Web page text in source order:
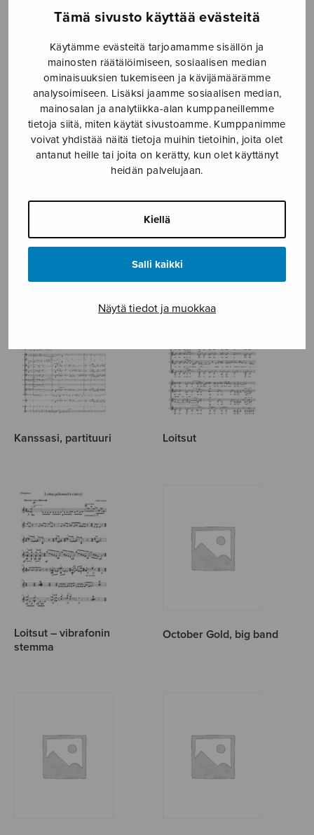
Tämä sivusto käyttää evästeitä
Käytämme evästeitä tarjoamamme sisällön ja
mainosten räätälöimiseen, sosiaalisen median
ominaisuuksien tukemiseen ja kävijämäärämme
analysoimiseen. Lisäksi jaamme sosiaalisen median,
mainosalan ja analytiikka-alan kumppaneillemme
tietoja siitä, miten käytät sivustoamme. Kumppanimme
voivat yhdistää näitä tietoja muihin tietoihin, joita olet
antanut heille tai joita on kerätty, kun olet käyttänyt
heidän palvelujaan.
Kiellä
Salli kaikki
Näytä tiedot ja muokkaa
Aamun satama Carmen in swing
How high the moon – three
piano
Kanssasi, partituuri Loitsut
Loitsut – vibrafonin
stemma
October Gold, big band